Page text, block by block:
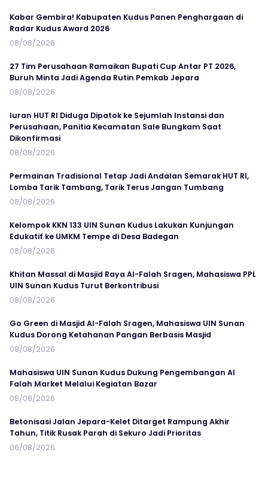
Kabar Gembira! Kabupaten Kudus Panen Penghargaan di
Radar Kudus Award 2026
08/08/2026
27 Tim Perusahaan Ramaikan Bupati Cup Antar PT 2026,
Buruh Minta Jadi Agenda Rutin Pemkab Jepara
08/08/2026
Iuran HUT RI Diduga Dipatok ke Sejumlah Instansi dan
Perusahaan, Panitia Kecamatan Sale Bungkam Saat
Dikonfirmasi
08/08/2026
Permainan Tradisional Tetap Jadi Andalan Semarak HUT RI,
Lomba Tarik Tambang, Tarik Terus Jangan Tumbang
08/08/2026
Kelompok KKN 133 UIN Sunan Kudus Lakukan Kunjungan
Edukatif ke UMKM Tempe di Desa Badegan
08/08/2026
Khitan Massal di Masjid Raya Al-Falah Sragen, Mahasiswa PPL
UIN Sunan Kudus Turut Berkontribusi
08/08/2026
Go Green di Masjid Al-Falah Sragen, Mahasiswa UIN Sunan
Kudus Dorong Ketahanan Pangan Berbasis Masjid
08/08/2026
Mahasiswa UIN Sunan Kudus Dukung Pengembangan Al
Falah Market Melalui Kegiatan Bazar
08/08/2026
Betonisasi Jalan Jepara-Kelet Ditarget Rampung Akhir
Tahun, Titik Rusak Parah di Sekuro Jadi Prioritas
06/08/2026